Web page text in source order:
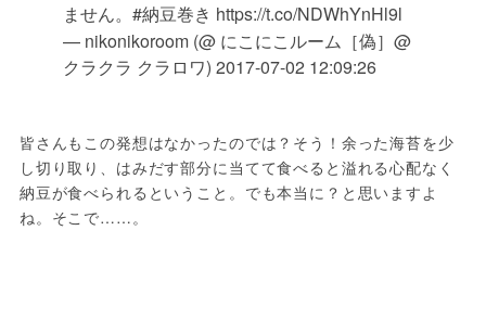
ません。#納豆巻き https://t.co/NDWhYnHl9l
— nikonikoroom (@ にこにこルーム［偽］@
クラクラ クラロワ) 2017-07-02 12:09:26
皆さんもこの発想はなかったのでは？そう！余った海苔を少
し切り取り、はみだす部分に当てて食べると溢れる心配なく
納豆が食べられるということ。でも本当に？と思いますよ
ね。そこで……。